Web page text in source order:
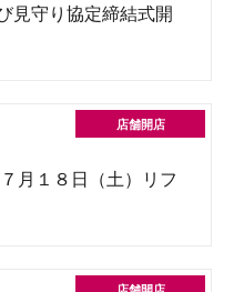
見守り協定締結式開
月１８日（土）リフ